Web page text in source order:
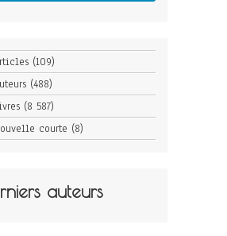
(109)
(488)
(8 587)
courte (8)
auteurs